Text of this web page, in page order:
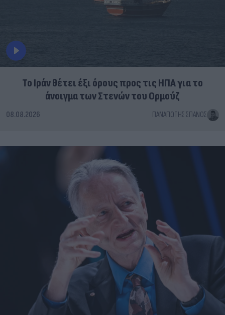
Το Ιράν θέτει έξι όρους προς τις ΗΠΑ για το
άνοιγμα των Στενών του Ορμούζ
08.08.2026 ΠΑΝΑΓΙΏΤΗΣ ΣΠΑΝΌΣ